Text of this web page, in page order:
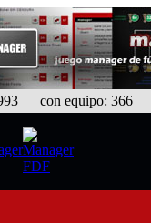
con equipo: 366